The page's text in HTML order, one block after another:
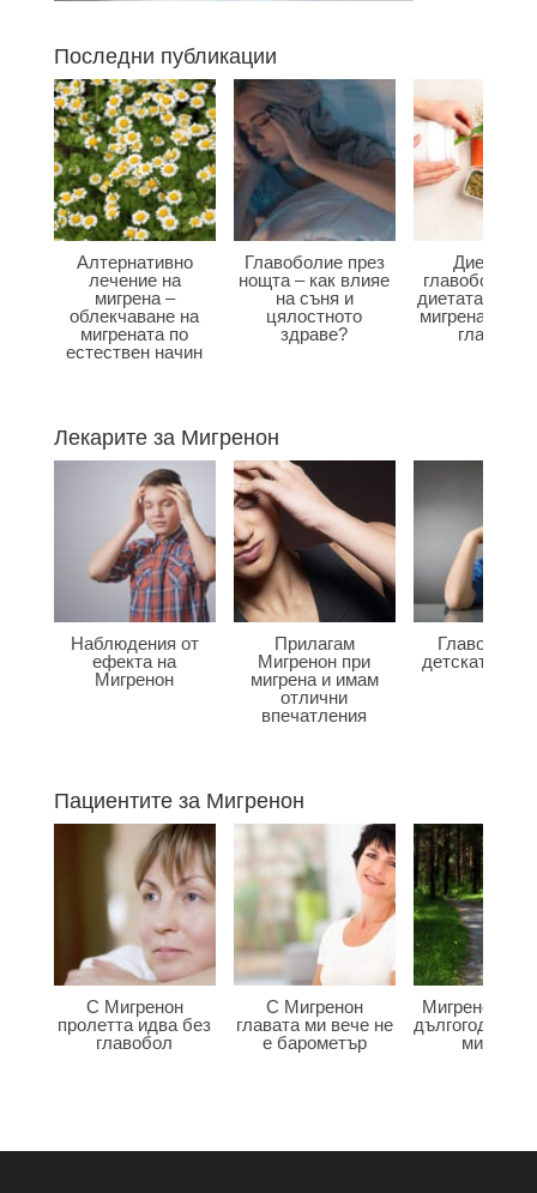
Последни публикации
Алтернативно
лечение на
мигрена –
облекчаване на
мигрената по
естествен начин
Главоболие през
нощта – как влияе
на съня и
цялостното
здраве?
Диета при
главоболие –
диетата
мигрена и
главата?
Лекарите за Мигренон
Наблюдения от
ефекта на
Мигренон
Прилагам
Мигренон при
мигрена и имам
отлични
впечатления
детската
Пациентите за Мигренон
С Мигренон
пролетта идва без
главобол
С Мигренон
главата ми вече не
е барометър
Мигренон
мигрена